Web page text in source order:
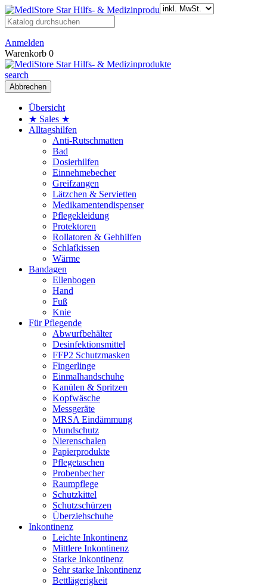
Anmelden
Warenkorb 0
search
Abbrechen
Übersicht
★ Sales ★
Alltagshilfen
Anti-Rutschmatten
Bad
Dosierhilfen
Einnehmebecher
Greifzangen
Lätzchen & Servietten
Medikamentendispenser
Pflegekleidung
Protektoren
Rollatoren & Gehhilfen
Schlafkissen
Wärme
Bandagen
Ellenbogen
Hand
Fuß
Knie
Für Pflegende
Abwurfbehälter
Desinfektionsmittel
FFP2 Schutzmasken
Fingerlinge
Einmalhandschuhe
Kanülen & Spritzen
Kopfwäsche
Messgeräte
MRSA Eindämmung
Mundschutz
Nierenschalen
Papierprodukte
Pflegetaschen
Probenbecher
Raumpflege
Schutzkittel
Schutzschürzen
Überziehschuhe
Inkontinenz
Leichte Inkontinenz
Mittlere Inkontinenz
Starke Inkontinenz
Sehr starke Inkontinenz
Bettlägerigkeit